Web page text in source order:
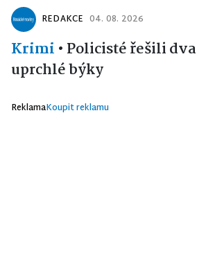
REDAKCE 04. 08. 2026
Krimi • Policisté řešili dva
uprchlé býky
ReklamaKoupit reklamu